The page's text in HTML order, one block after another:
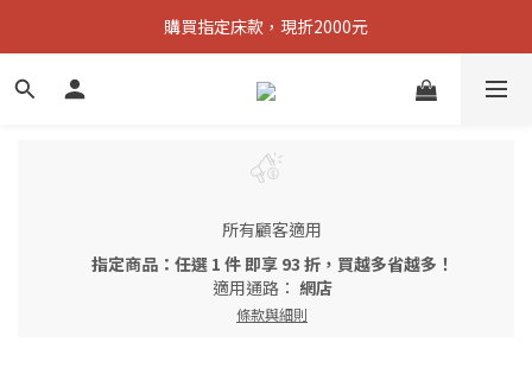
購買指定床款，現折2000元
購買指定床款，現折2000元
買任一款床墊，立即送無憂枕
所有顧客適用
指定商品：任選 1 件 即享 93 折，買越多省越多！
適用通路： 網店
條款與細則